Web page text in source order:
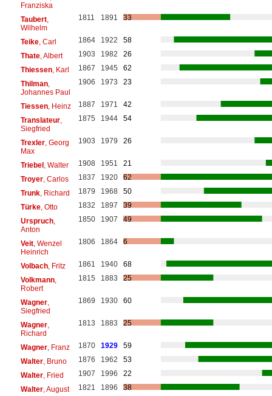
Franziska
Taubert,
Wilhelm
1811 1891 33
Teike, Carl 1864 1922
58
Thate, Albert 1903 1982
26
Thiessen, Karl 1867 1945
62
Thilman,
Johannes Paul
1906 1973 23
Tiessen, Heinz 1887 1971
42
Translateur,
Siegfried
1875 1944 54
Trexler, Georg
Max
1903 1979 26
Triebel, Walter 1908 1951
21
Troyer, Carlos 1837 1920
62
Trunk, Richard 1879 1968
50
Türke, Otto 1832 1897
39
Urspruch,
Anton
1850 1907 49
Veit, Wenzel
Heinrich
1806 1864 6
Volbach, Fritz 1861 1940
68
Volkmann,
Robert
1815 1883 25
Wagner,
Siegfried
1869 1930 60
Wagner,
Richard
1813 1883 25
Wagner, Franz 1870 1929
59
Walter, Bruno 1876 1962
53
Walter, Fried 1907 1996
22
Walter, August 1821 1896
38